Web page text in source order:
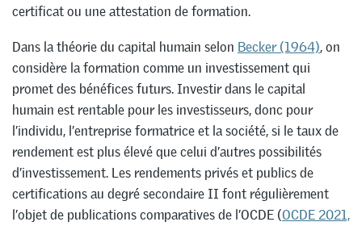
certificat ou une attestation de formation.
Dans la théorie du capital humain selon Becker (1964), on
considère la formation comme un investissement qui
promet des bénéfices futurs. Investir dans le capital
humain est rentable pour les investisseurs, donc pour
l’individu, l’entreprise formatrice et la société, si le taux de
rendement est plus élevé que celui d’autres possibilités
d’investissement. Les rendements privés et publics de
certifications au degré secondaire II font régulièrement
l’objet de publications comparatives de l’OCDE (OCDE 2021,